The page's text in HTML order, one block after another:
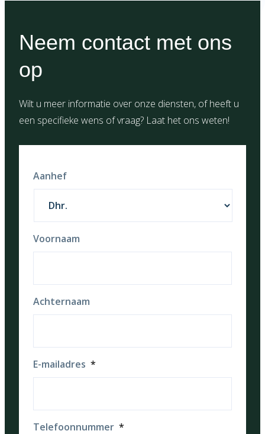
Neem contact met ons
op
Wilt u meer informatie over onze diensten, of heeft u
een specifieke wens of vraag? Laat het ons weten!
Aanhef
Voornaam
Achternaam
E-mailadres *
Telefoonnummer *